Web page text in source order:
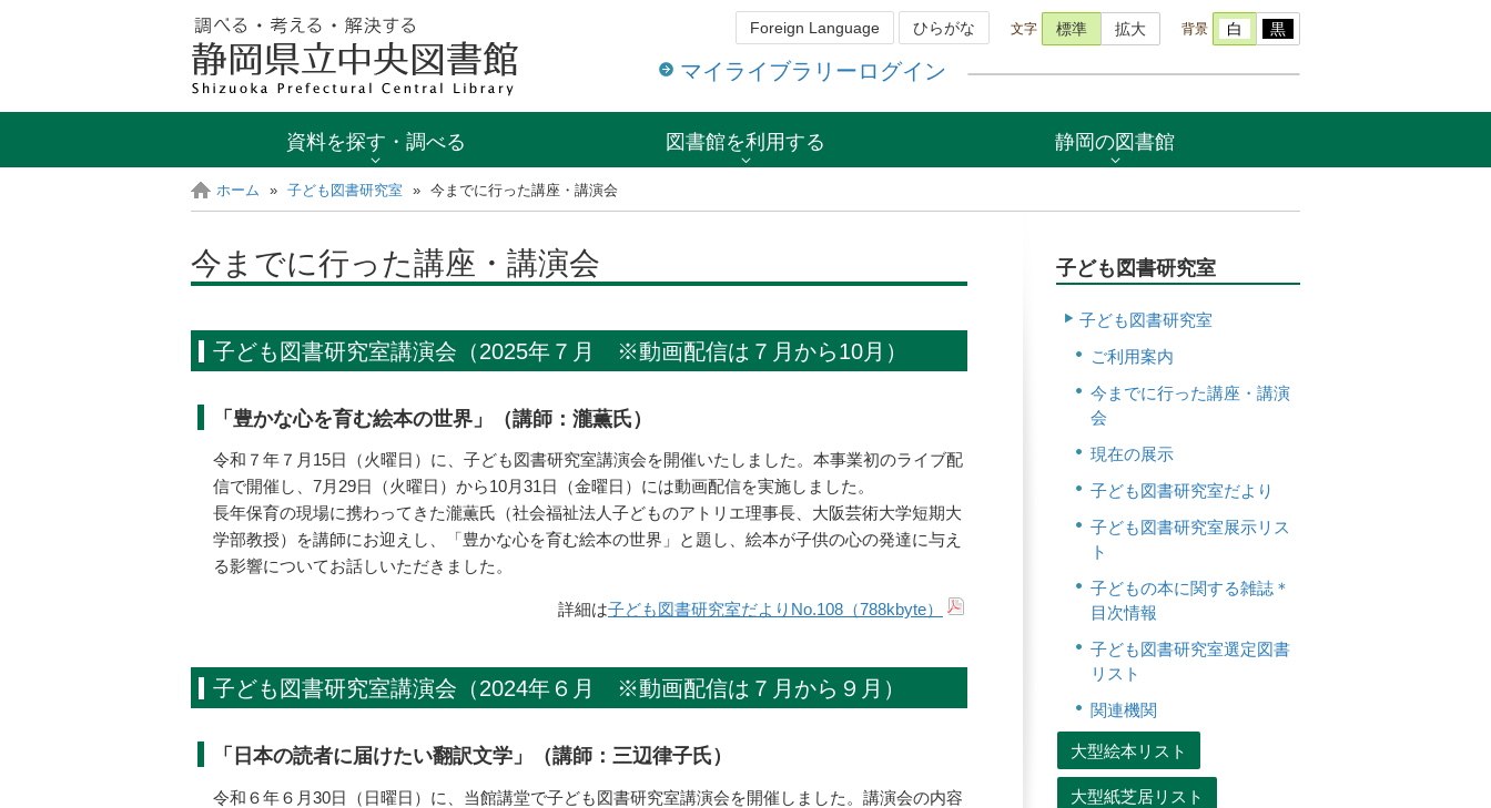
Foreign Language ひらがな 文字 標準 拡大 背景 白 黒
マイライブラリーログイン
資料を探す・調べる 図書館を利用する 静岡の図書館
ホーム » 子ども図書研究室 » 今までに行った講座・講演会
今までに行った講座・講演会
子ども図書研究室講演会（2025年７月 ※動画配信は７月から10月）
「豊かな心を育む絵本の世界」（講師：瀧薫氏）
令和７年７月15日（火曜日）に、子ども図書研究室講演会を開催いたしました。本事業初のライブ配
信で開催し、7月29日（火曜日）から10月31日（金曜日）には動画配信を実施しました。
長年保育の現場に携わってきた瀧薫氏（社会福祉法人子どものアトリエ理事長、大阪芸術大学短期大
学部教授）を講師にお迎えし、「豊かな心を育む絵本の世界」と題し、絵本が子供の心の発達に与え
る影響についてお話しいただきました。
詳細は子ども図書研究室だよりNo.108（788kbyte）
子ども図書研究室講演会（2024年６月 ※動画配信は７月から９月）
「日本の読者に届けたい翻訳文学」（講師：三辺律子氏）
令和６年６月30日（日曜日）に、当館講堂で子ども図書研究室講演会を開催しました。講演会の内容
子ども図書研究室
子ども図書研究室
ご利用案内
今までに行った講座・講演
会
現在の展示
子ども図書研究室だより
子ども図書研究室展示リス
ト
子どもの本に関する雑誌＊
目次情報
子ども図書研究室選定図書
リスト
関連機関